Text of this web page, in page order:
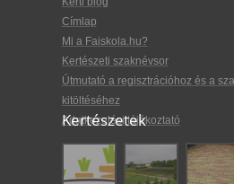
Címlap
Mi a Faiskola.hu?
Kertészeti szaknévsor
Útmutató a regisztrációhoz és a
kitöltéséhez
Adatkezelési tájékoztató
Kertészetek